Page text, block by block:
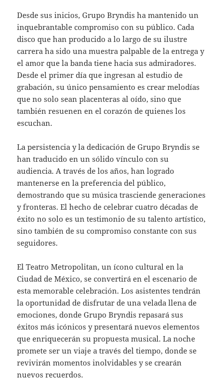
Desde sus inicios, Grupo Bryndis ha mantenido un
inquebrantable compromiso con su público. Cada
disco que han producido a lo largo de su ilustre
carrera ha sido una muestra palpable de la entrega y
el amor que la banda tiene hacia sus admiradores.
Desde el primer día que ingresan al estudio de
grabación, su único pensamiento es crear melodías
que no solo sean placenteras al oído, sino que
también resuenen en el corazón de quienes los
escuchan.
La persistencia y la dedicación de Grupo Bryndis se
han traducido en un sólido vínculo con su
audiencia. A través de los años, han logrado
mantenerse en la preferencia del público,
demostrando que su música trasciende generaciones
y fronteras. El hecho de celebrar cuatro décadas de
éxito no solo es un testimonio de su talento artístico,
sino también de su compromiso constante con sus
seguidores.
El Teatro Metropolitan, un ícono cultural en la
Ciudad de México, se convertirá en el escenario de
esta memorable celebración. Los asistentes tendrán
la oportunidad de disfrutar de una velada llena de
emociones, donde Grupo Bryndis repasará sus
éxitos más icónicos y presentará nuevos elementos
que enriquecerán su propuesta musical. La noche
promete ser un viaje a través del tiempo, donde se
revivirán momentos inolvidables y se crearán
nuevos recuerdos.